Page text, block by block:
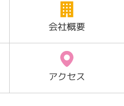
会社概要
アクセス